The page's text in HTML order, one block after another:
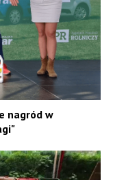
nagród w